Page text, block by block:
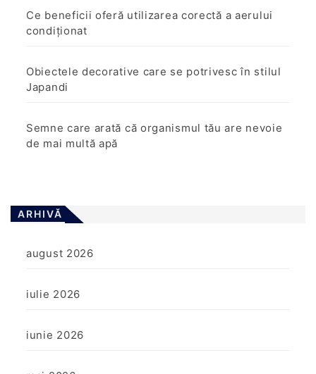
Ce beneficii oferă utilizarea corectă a aerului
condiționat
Obiectele decorative care se potrivesc în stilul
Japandi
Semne care arată că organismul tău are nevoie
de mai multă apă
ARHIVĂ
august 2026
iulie 2026
iunie 2026